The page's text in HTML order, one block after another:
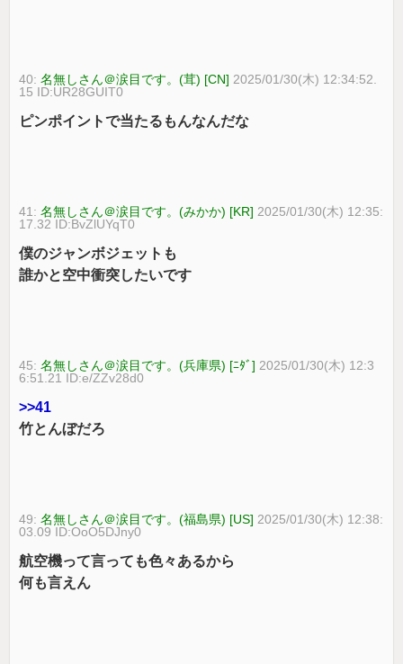
40:名無しさん＠涙目です。(茸) [CN] 2025/01/30(木) 12:34:52.
15 ID:UR28GUIT0
ピンポイントで当たるもんなんだな
41:名無しさん＠涙目です。(みかか) [KR] 2025/01/30(木) 12:35:
17.32 ID:BvZlUYqT0
僕のジャンボジェットも
誰かと空中衝突したいです
45:名無しさん＠涙目です。(兵庫県) [ﾆﾀﾞ] 2025/01/30(木) 12:3
6:51.21 ID:e/ZZv28d0
>>41
竹とんぼだろ
49:名無しさん＠涙目です。(福島県) [US] 2025/01/30(木) 12:38:
03.09 ID:OoO5DJny0
航空機って言っても色々あるから
何も言えん